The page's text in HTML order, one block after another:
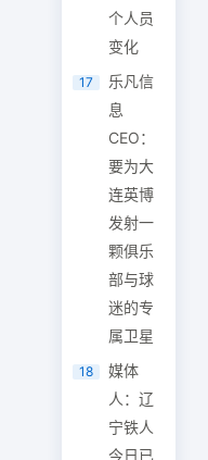
个人员
变化
17
乐凡信
息
CEO：
要为大
连英博
发射一
颗俱乐
部与球
迷的专
属卫星
18
媒体
人：辽
宁铁人
今日已